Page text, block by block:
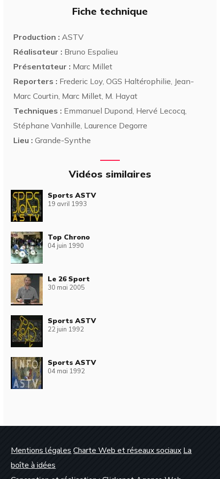
Fiche technique
Production : ASTV
Réalisateur : Bruno Espalieu
Présentateur : Marc Millet
Reporters : Frederic Loy, OGS Haltérophilie, Jean-
Marc Courtin, Marc Millet, M. Hayat
Techniques : Emmanuel Dupond, Hervé Lecocq,
Stéphane Vanhille, Laurence Degorre
Lieu : Grande-Synthe
Vidéos similaires
Sports ASTV
19 avril 1993
Top Chrono
04 juin 1990
Le 26 Sport
30 mai 2005
Sports ASTV
22 juin 1992
Sports ASTV
04 mai 1992
Mentions légales Charte Web et réseaux sociaux La
boîte à idées